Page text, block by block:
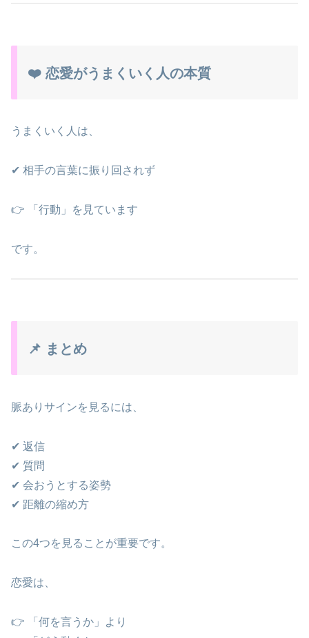
❤️ 恋愛がうまくいく人の本質
うまくいく人は、
✔ 相手の言葉に振り回されず
👉 「行動」を見ています
です。
📌 まとめ
脈ありサインを見るには、
✔ 返信
✔ 質問
✔ 会おうとする姿勢
✔ 距離の縮め方
この4つを見ることが重要です。
恋愛は、
👉 「何を言うか」より